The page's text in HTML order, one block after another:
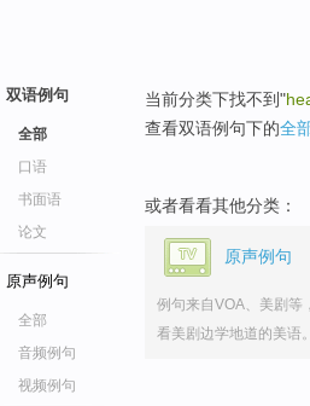
双语例句
全部
口语
书面语
论文
原声例句
全部
音频例句
视频例句
当前分类下找不到"
查看双语例句下的全
或者看看其他分类：
原声例句
例句来自VOA、美剧等
看美剧边学地道的美语。